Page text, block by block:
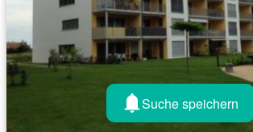
Suche speichern